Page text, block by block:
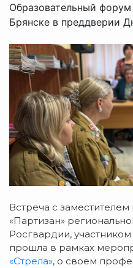
Образовательный
Брянске в преддверии
Встреча с
«Партизан»
Росгвардии,
прошла в рамках
«Стрела», о своем